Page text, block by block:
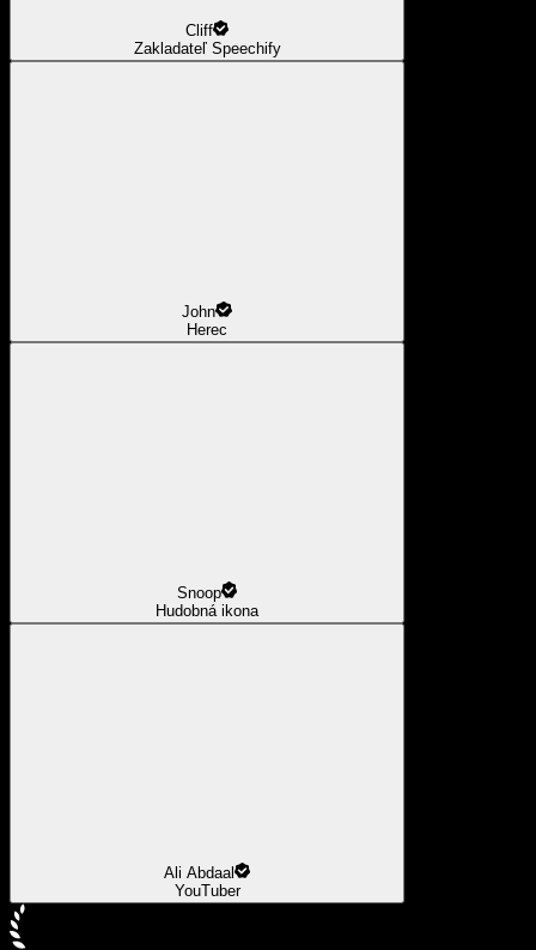
Cliff
Zakladateľ Speechify
John
Herec
Snoop
Hudobná ikona
Ali Abdaal
YouTuber